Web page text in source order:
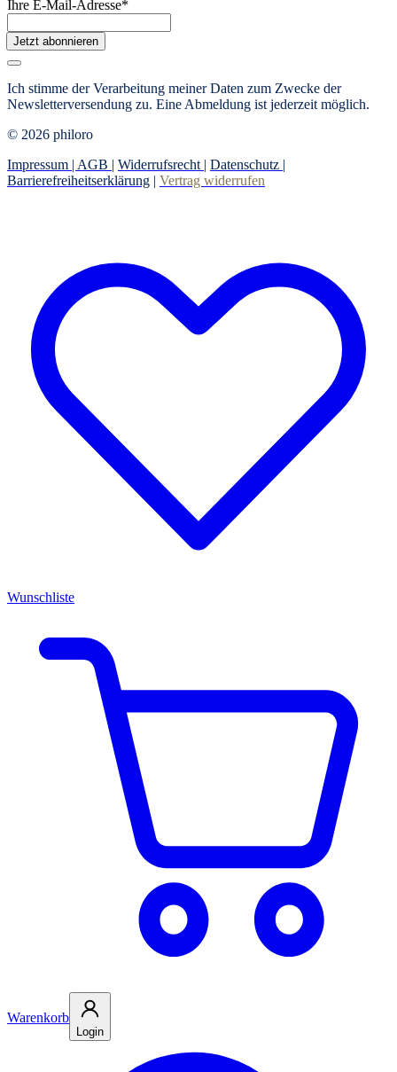
Ihre E-Mail-Adresse*
Jetzt abonnieren
Ich stimme der Verarbeitung meiner Daten zum Zwecke der
Newsletterversendung zu. Eine Abmeldung ist jederzeit möglich.
© 2026 philoro
Impressum | AGB | Widerrufsrecht | Datenschutz |
Barrierefreiheitserklärung | Vertrag widerrufen
Wunschliste
Warenkorb
Login